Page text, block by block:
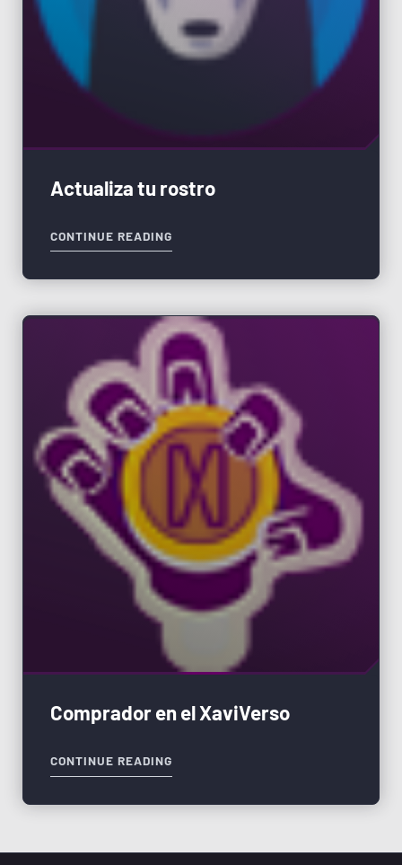
Actualiza tu rostro
CONTINUE READING
Comprador en el XaviVerso
CONTINUE READING